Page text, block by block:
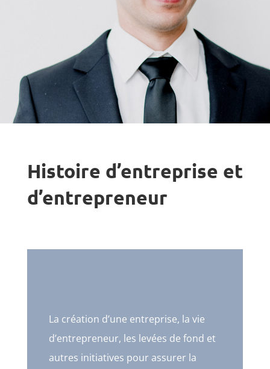
Histoire d’entreprise et
d’entrepreneur
La création d’une entreprise, la vie
d’entrepreneur, les levées de fond et
autres initiatives pour assurer la